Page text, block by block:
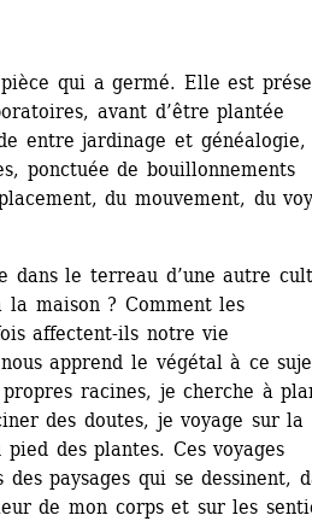
qui a germé. Elle est
avant d’être plantée
entre jardinage et généalogie,
ponctuée de bouillonnements
du mouvement, du
dans le terreau d’une autre
la maison ? Comment les
affectent-ils notre vie
apprend le végétal à ce
racines, je cherche à
des doutes, je voyage sur la
des plantes. Ces voyages
paysages qui se dessinent,
de mon corps et sur les